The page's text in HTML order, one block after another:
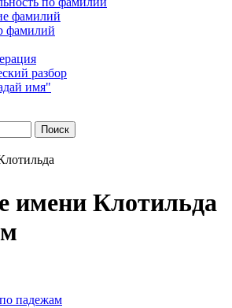
фамилий
фамилий
разбор
имя"
Поиск
имени Клотильда
падежам